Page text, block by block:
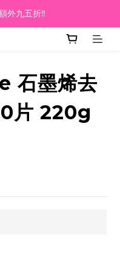
外九五折‼️
外九五折‼️
$700 即減 $40！🔥
外九五折‼️
石墨烯去
片 220g